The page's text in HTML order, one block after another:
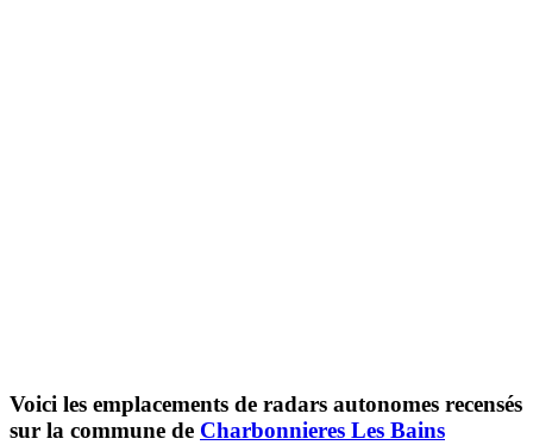
Voici les emplacements de radars autonomes recensés
sur la commune de Charbonnieres Les Bains